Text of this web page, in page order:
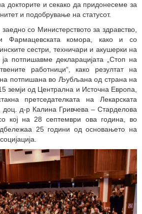
докторите и секако да придонесеме за
и подобрување на статусот.
со Министерството за здравство,
Фармацевската комора, како и со
сестри, техничари и акушерки на
потпишавме декларацијата „Стоп на
работници“, како резултат на
потпишана во Љубљана од страна на
земји од Централна и Источна Европа,
претседателката на Лекарската
д-р Кaлина Гривчева – Старделова
кој на 28 септември ова година, во
25 години од основањето на